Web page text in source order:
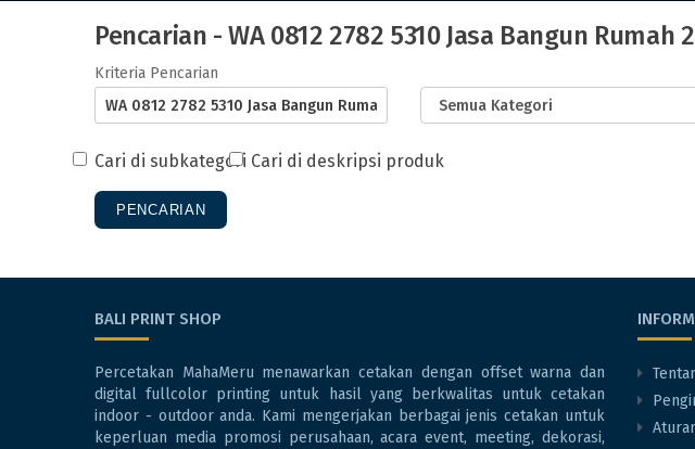
Pencarian - WA 0812 2782 5310 Jasa Bangun
Kriteria Pencarian
Cari di subkategori Cari di deskripsi produk
BALI PRINT SHOP
Percetakan MahaMeru menawarkan cetakan dengan offset warna dan
digital fullcolor printing untuk hasil yang berkwalitas untuk cetakan
indoor - outdoor anda. Kami mengerjakan berbagai jenis cetakan untuk
keperluan media promosi perusahaan, acara event, meeting, dekorasi,